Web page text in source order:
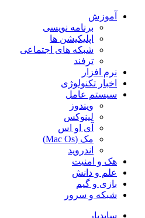
آموزش
برنامه نویسی
اپلیکیشن ها
شبکه های اجتماعی
ترفند
نرم افزار
اخبار تکنولوژی
سیستم عامل
ویندوز
لینوکس
آی او اس
مک (Mac Os)
اندروید
هک و امنیت
علم و دانش
بازی و گیم
شبکه و سرور
سایدبار